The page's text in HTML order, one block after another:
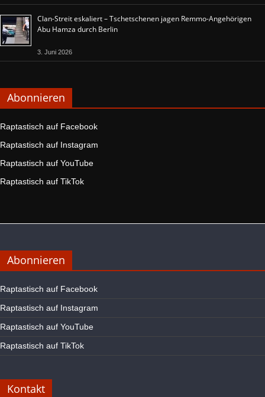
Clan-Streit eskaliert – Tschetschenen jagen Remmo-Angehörigen
Abu Hamza durch Berlin
3. Juni 2026
Abonnieren
Raptastisch auf Facebook
Raptastisch auf Instagram
Raptastisch auf YouTube
Raptastisch auf TikTok
Abonnieren
Raptastisch auf Facebook
Raptastisch auf Instagram
Raptastisch auf YouTube
Raptastisch auf TikTok
Kontakt